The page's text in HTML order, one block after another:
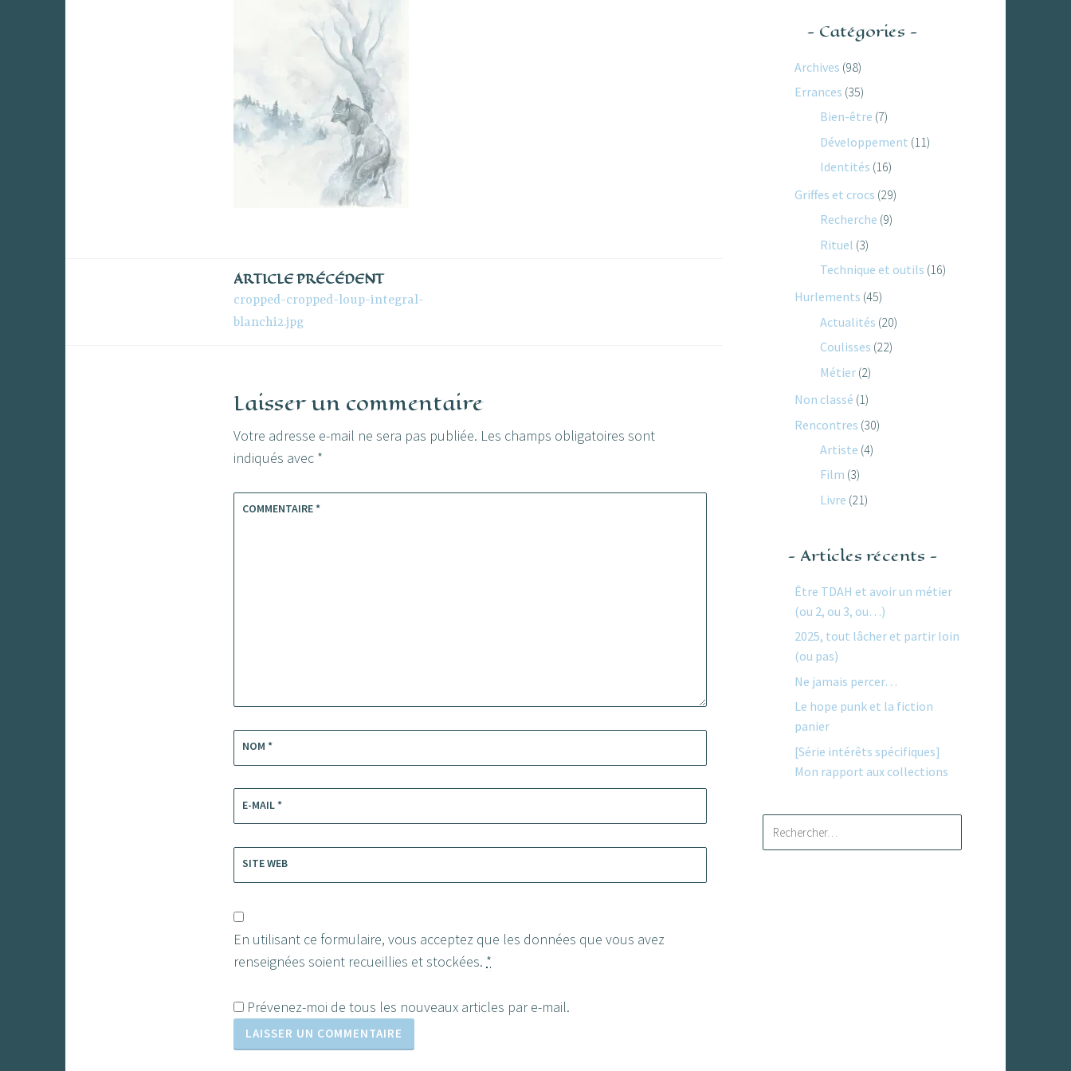
ARTICLE PRÉCÉDENT
cropped-cropped-loup-integral-
blanchi2.jpg
Laisser un commentaire
Votre adresse e-mail ne sera pas publiée. Les champs obligatoires sont
indiqués avec *
COMMENTAIRE*
NOM*
E-MAIL*
SITE WEB
En utilisant ce formulaire, vous acceptez que les données que vous avez
renseignées soient recueillies et stockées. *
Prévenez-moi de tous les nouveaux articles par e-mail.
Catégories
Archives (98)
Errances (35)
Bien-être (7)
Développement (11)
Identités (16)
Griffes et crocs (29)
Recherche (9)
Rituel (3)
Technique et outils (16)
Hurlements (45)
Actualités (20)
Coulisses (22)
Métier (2)
Non classé (1)
Rencontres (30)
Artiste (4)
Film (3)
Livre (21)
Articles récents
Être TDAH et avoir un métier
(ou 2, ou 3, ou…)
2025, tout lâcher et partir loin
(ou pas)
Ne jamais percer…
Le hope punk et la fiction
panier
[Série intérêts spécifiques]
Mon rapport aux collections